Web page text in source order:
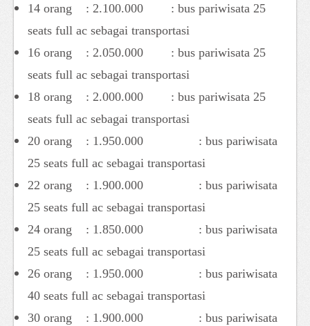
14 orang : 2.100.000 : bus pariwisata 25
seats full ac sebagai transportasi
16 orang : 2.050.000 : bus pariwisata 25
seats full ac sebagai transportasi
18 orang : 2.000.000 : bus pariwisata 25
seats full ac sebagai transportasi
20 orang : 1.950.000 : bus pariwisata
25 seats full ac sebagai transportasi
22 orang : 1.900.000 : bus pariwisata
25 seats full ac sebagai transportasi
24 orang : 1.850.000 : bus pariwisata
25 seats full ac sebagai transportasi
26 orang : 1.950.000 : bus pariwisata
40 seats full ac sebagai transportasi
30 orang : 1.900.000 : bus pariwisata